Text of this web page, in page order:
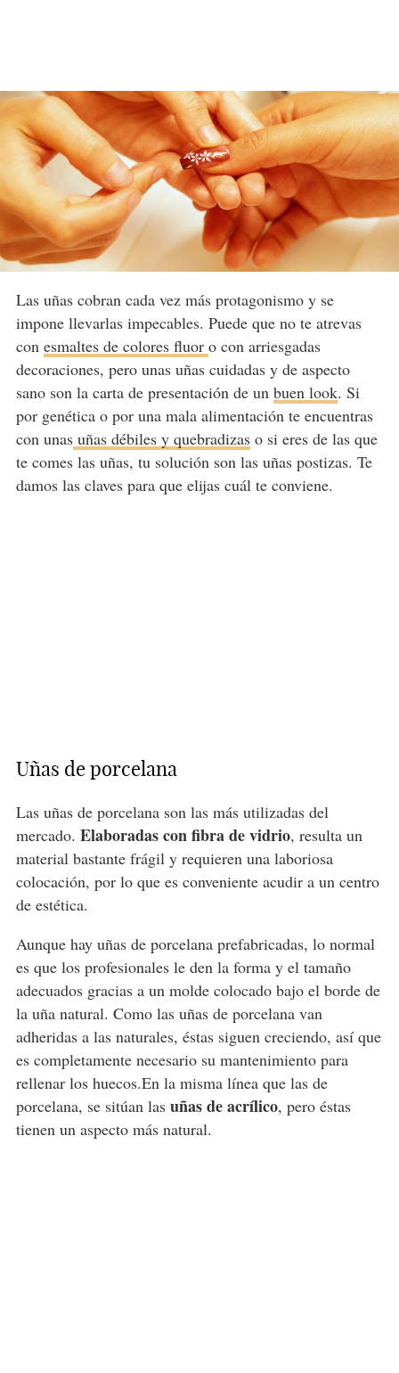
Las uñas cobran cada vez más protagonismo y se
impone llevarlas impecables. Puede que no te atrevas
con esmaltes de colores fluor o con arriesgadas
decoraciones, pero unas uñas cuidadas y de aspecto
sano son la carta de presentación de un buen look. Si
por genética o por una mala alimentación te encuentras
con unasuñas débiles y quebradizaso si eres de las que
te comes las uñas, tu solución son las uñas postizas. Te
damos las claves para que elijas cuál te conviene.
Uñas de porcelana
Las uñas de porcelana son las más utilizadas del
mercado. Elaboradas con fibra de vidrio, resulta un
material bastante frágil y requieren una laboriosa
colocación, por lo que es conveniente acudir a un centro
de estética.
Aunque hay uñas de porcelana prefabricadas, lo normal
es que los profesionales le den la forma y el tamaño
adecuados gracias a un molde colocado bajo el borde de
la uña natural. Como las uñas de porcelana van
adheridas a las naturales, éstas siguen creciendo, así que
es completamente necesario su mantenimiento para
rellenar los huecos.En la misma línea que las de
porcelana, se sitúan las uñas de acrílico, pero éstas
tienen un aspecto más natural.